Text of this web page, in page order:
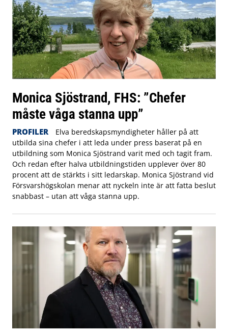
Monica Sjöstrand, FHS: ”Chefer
måste våga stanna upp”
PROFILER
Elva beredskapsmyndigheter håller på att
utbilda sina chefer i att leda under press baserat på en
utbildning som Monica Sjöstrand varit med och tagit fram.
Och redan efter halva utbildningstiden upplever över 80
procent att de stärkts i sitt ledarskap. Monica Sjöstrand vid
Försvarshögskolan menar att nyckeln inte är att fatta beslut
snabbast – utan att våga stanna upp.